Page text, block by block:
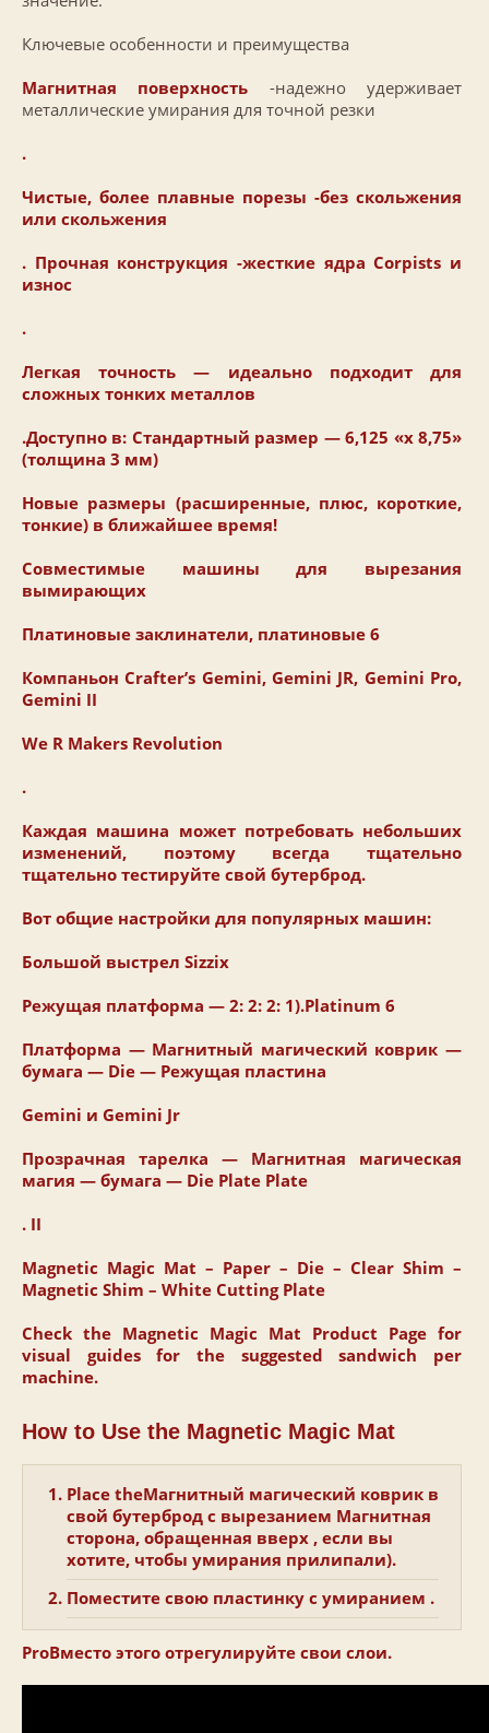
Ключевые особенности и преимущества
Магнитная поверхность -надежно удерживает
металлические умирания для точной резки
.
Чистые, более плавные порезы -без скольжения
или скольжения
. Прочная конструкция -жесткие ядра Corpists и
износ
.
Легкая точность— идеально подходит для
сложных тонких металлов
.Доступно в: Стандартный размер — 6,125 «x 8,75»
(толщина 3 мм)
Новые размеры (расширенные, плюс, короткие,
тонкие) в ближайшее время!
Совместимые машины для вырезания
вымирающих
Платиновые заклинатели, платиновые 6
Компаньон Crafter’s Gemini, Gemini JR, Gemini Pro,
Gemini II
We R Makers Revolution
.
Каждая машина может потребовать небольших
изменений, поэтому всегда тщательно
тщательно тестируйте свой бутерброд.
Вот общие настройки для популярных машин:
Большой выстрел Sizzix
Режущая платформа — 2: 2: 2: 1).Platinum 6
Платформа — Магнитный магический коврик —
бумага — Die — Режущая пластина
Gemini и Gemini Jr
Прозрачная тарелка — Магнитная магическая
магия — бумага — Die Plate Plate
. II
Magnetic Magic Mat – Paper – Die – Clear Shim –
Magnetic Shim – White Cutting Plate
Check the Magnetic Magic Mat Product Page for
visual guides for the suggested sandwich per
machine.
How to Use the Magnetic Magic Mat
Place theМагнитный магический коврик в
свой бутерброд с вырезанием Магнитная
сторона, обращенная вверх , если вы
хотите, чтобы умирания прилипали).
Поместите свою пластинку с умиранием .
ProВместо этого отрегулируйте свои слои.